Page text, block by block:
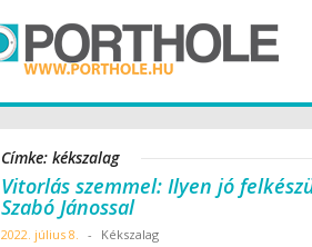
Címke: kékszalag
Vitorlás szemmel: Ilyen jó
Szabó Jánossal
2022. július 8. - Kékszalag